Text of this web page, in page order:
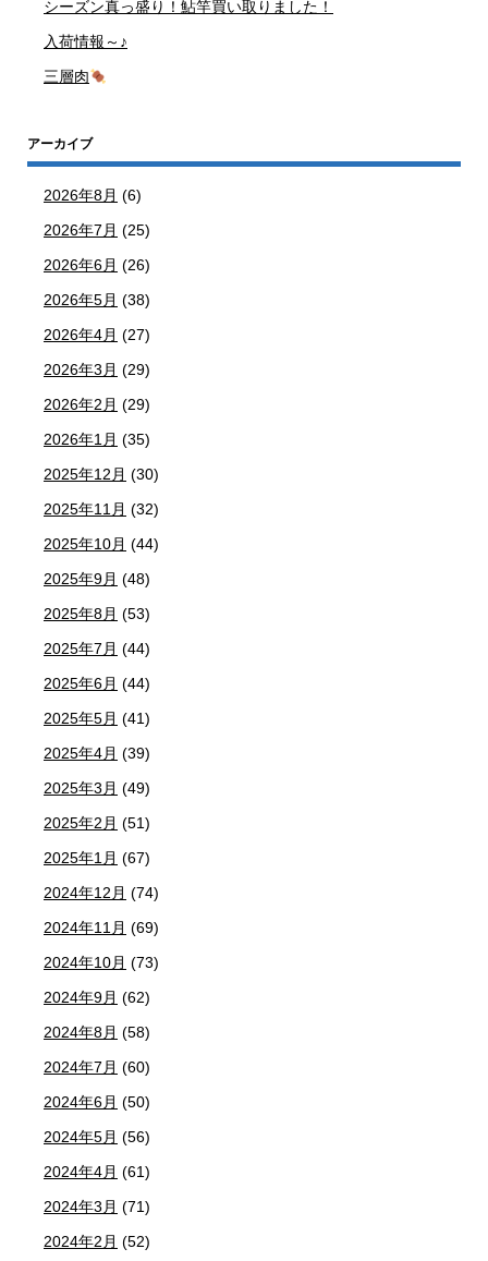
シーズン真っ盛り！鮎竿買い取りました！
入荷情報～♪
三層肉
アーカイブ
2026年8月 (6)
2026年7月 (25)
2026年6月 (26)
2026年5月 (38)
2026年4月 (27)
2026年3月 (29)
2026年2月 (29)
2026年1月 (35)
2025年12月 (30)
2025年11月 (32)
2025年10月 (44)
2025年9月 (48)
2025年8月 (53)
2025年7月 (44)
2025年6月 (44)
2025年5月 (41)
2025年4月 (39)
2025年3月 (49)
2025年2月 (51)
2025年1月 (67)
2024年12月 (74)
2024年11月 (69)
2024年10月 (73)
2024年9月 (62)
2024年8月 (58)
2024年7月 (60)
2024年6月 (50)
2024年5月 (56)
2024年4月 (61)
2024年3月 (71)
2024年2月 (52)